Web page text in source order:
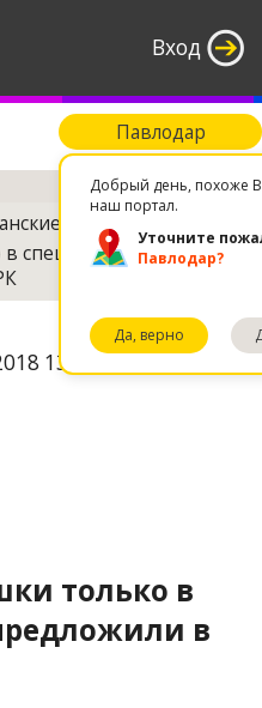
Вход
Павлодар
Добрый день, похоже
наш портал.
Уточните
Павлодар?
Да, верно
Поиск
спецмагазинах
13:44
только в
в